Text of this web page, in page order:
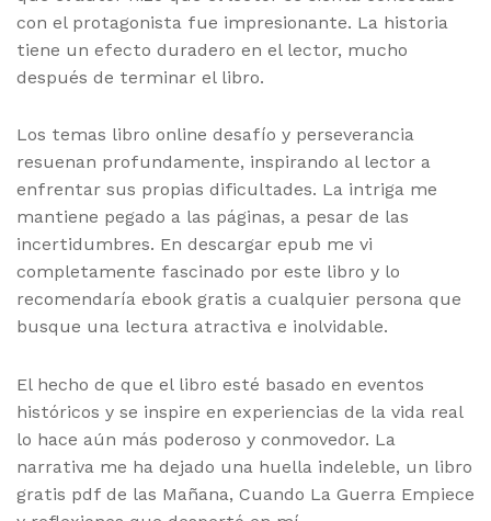
con el protagonista fue impresionante. La historia
tiene un efecto duradero en el lector, mucho
después de terminar el libro.
Los temas libro online​ desafío y perseverancia
resuenan profundamente, inspirando al lector a
enfrentar sus propias dificultades. La intriga me
mantiene pegado a las páginas, a pesar de las
incertidumbres. En descargar epub me vi
completamente fascinado por este libro y lo
recomendaría ebook gratis a cualquier persona que
busque una lectura atractiva e inolvidable.
El hecho de que el libro esté basado en eventos
históricos y se inspire en experiencias de la vida real
lo hace aún más poderoso y conmovedor. La
narrativa me ha dejado una huella indeleble, un libro
gratis pdf de las Mañana, Cuando La Guerra Empiece